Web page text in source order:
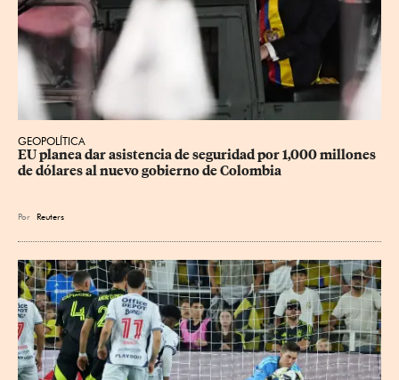
GEOPOLÍTICA
EU planea dar asistencia de seguridad por 1,000 millones
de dólares al nuevo gobierno de Colombia
Por Reuters